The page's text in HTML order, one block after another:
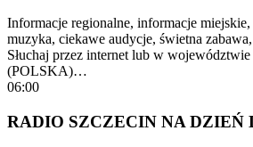
Informacje regionalne, informacje
muzyka, ciekawe audycje, świetna
Słuchaj przez internet lub w
(POLSKA)…
06:00
RADIO SZCZECIN NA DZIEŃ